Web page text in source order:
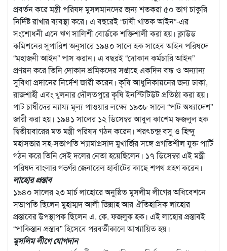
প্রবর্তন করে মন্ত্রী পরিষদ মুসলমানদের জন্য শতকরা ৫০ ভাগ চাকুরি
নির্দিষ্ট রাখার ব্যবস্থা করে। এ বছরেই “চাষী খাতক আইন”-এর
সংশোধনী এনে ঋণ সালিশী বোর্ডকে শক্তিশালী করা হয়। ক্লাউড
কমিশনের সুপারিশ অনুসারে ১৯৪০ সালে হক সাহেব আইন পরিষদে
“মহাজনী আইন” পাস করান। এ বছরই “দোকান কর্মচারি আইন”
প্রণয়ন করে তিনি দোকান শ্রমিকদের সপ্তাহে একদিন বন্ধ ও অন্যান্য
সুবিধা প্রদানের নির্দেশ জারী করেন। কৃষি আধুনিকায়নের জন্য ঢাকা,
রাজশাহী এবং খুলনার দৌলতপুরে কৃষি ইনস্টিটিউট প্রতিষ্ঠা করা হয়।
পাট চাষীদের ন্যায্য মূল্য পাওয়ার লক্ষ্যে ১৯৩৮ সালে “পাট অধ্যাদেশ”
জারী করা হয়। ১৯৪১ সালের ১২ ডিসেম্বর আবুল কাশেম ফজলুল হক
দ্বিতীয়বারের মত মন্ত্রী পরিষদ গঠন করেন। শরৎচন্দ্র বসু ও হিন্দু
মহাসভার সহ-সভাপতি শ্যামাপ্রসাদ মুখার্জির সঙ্গে প্রগতিশীল যুক্ত পার্টি
গঠন করে তিনি সেই দলের নেতা হয়েছিলেন। ১৭ ডিসেম্বর এই মন্ত্রী
পরিষদ বাংলার গভর্ণর জেনারেল হার্বাটের কাছে শপথ গ্রহণ করেন।
লাহোর প্রস্তাব
১৯৪০ সালের ২৩ মার্চ লাহোরে অনুষ্ঠিত মুসলীম লীগের অধিবেশনে
সভাপতি ছিলেন মুহাম্মদ আলী জিন্নাহ আর ঐতিহাসিক লাহোর
প্রস্তাবের উপস্থাপক ছিলেন এ. কে. ফজলুক হক। এই লাহোর প্রস্তাবই
“পাকিস্তান প্রস্তাব” হিসেবে পরবর্তীকালে আখ্যায়িত হয়।
মুসলিম লীগে যোগদান